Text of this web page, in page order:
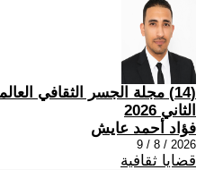
(14) مجلة الجسر الثقافي
الثاني 2026
فؤاد أحمد عايش
2026 / 8 / 9
قضايا ثقافية